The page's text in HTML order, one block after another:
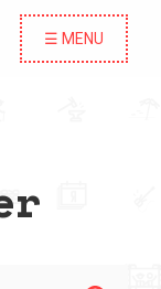
☰ MENU